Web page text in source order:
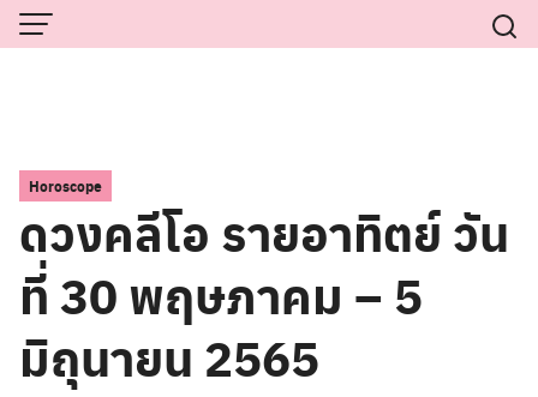
Skip
to
Horoscope
ดวงคลีโอ รายอาทิตย์ วัน
ที่ 30 พฤษภาคม – 5
มิถุนายน 2565